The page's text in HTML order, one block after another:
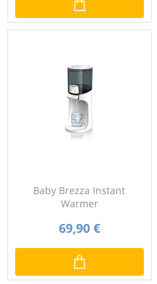
Baby Brezza Instant
Warmer
69,90 €